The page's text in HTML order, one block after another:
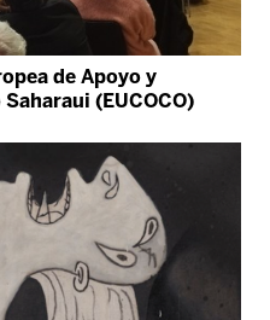
de Apoyo y
(EUCOCO)